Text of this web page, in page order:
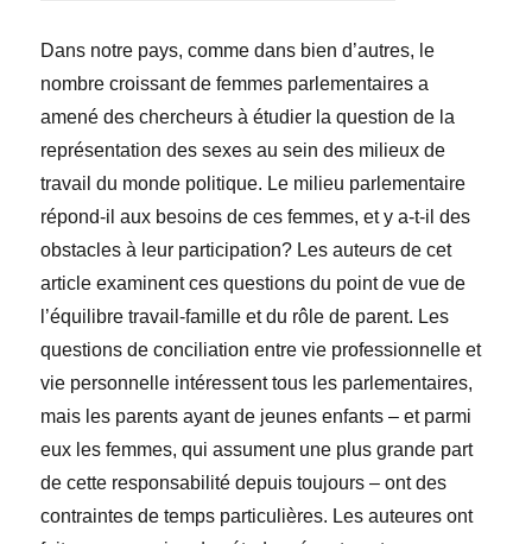
Dans notre pays, comme dans bien d’autres, le
nombre croissant de femmes parlementaires a
amené des chercheurs à étudier la question de la
représentation des sexes au sein des milieux de
travail du monde politique. Le milieu parlementaire
répond-il aux besoins de ces femmes, et y a-t-il des
obstacles à leur participation? Les auteurs de cet
article examinent ces questions du point de vue de
l’équilibre travail-famille et du rôle de parent. Les
questions de conciliation entre vie professionnelle et
vie personnelle intéressent tous les parlementaires,
mais les parents ayant de jeunes enfants – et parmi
eux les femmes, qui assument une plus grande part
de cette responsabilité depuis toujours – ont des
contraintes de temps particulières. Les auteures ont